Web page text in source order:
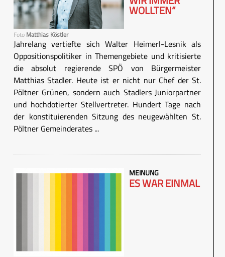
Foto Matthias Köstler
WOLLTEN“
Jahrelang vertiefte sich Walter Heimerl-Lesnik als
Oppositionspolitiker in Themengebiete und kritisierte
die absolut regierende SPÖ von Bürgermeister
Matthias Stadler. Heute ist er nicht nur Chef der St.
Pöltner Grünen, sondern auch Stadlers Juniorpartner
und hochdotierter Stellvertreter. Hundert Tage nach
der konstituierenden Sitzung des neugewählten St.
Pöltner Gemeinderates ...
MEINUNG
ES WAR EINMAL